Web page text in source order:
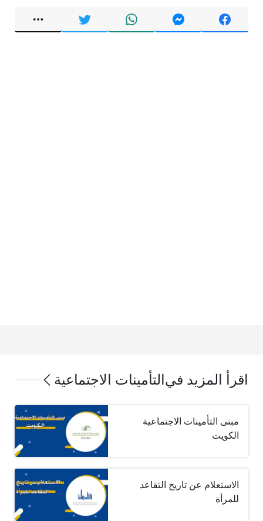
اقرأ المزيد في التأمينات الاجتماعية
مبنى التأمينات الاجتماعية
الكويت
الاستعلام عن تاريخ التقاعد
للمرأة